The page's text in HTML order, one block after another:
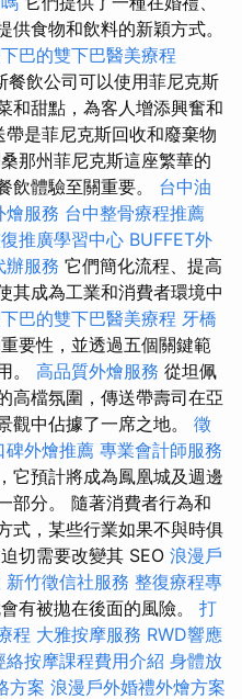
食物和飲料的新穎方式。
巴的雙下巴醫美療程
餐飲公司可以使用菲尼克斯
和甜點，為客人增添興奮和
帶是菲尼克斯回收和廢棄物
那州菲尼克斯這座繁華的
飲體驗至關重要。 台中油
燴服務 台中整骨療程推薦
推廣學習中心 BUFFET外
辦服務 它們簡化流程、提高
其成為工業和消費者環境中
巴的雙下巴醫美療程 牙橋
要性，並透過五個關鍵範
。 高品質外燴服務 從坦佩
高檔氛圍，傳送帶壽司在亞
觀中佔據了一席之地。 徵
碑外燴推薦 專業會計師服務
它預計將成為鳳凰城及週邊
部分。 隨著消費者行為和
式，某些行業如果不與時俱
切需要改變其 SEO 浪漫戶
新竹徵信社服務 整復療程專
有被拋在後面的風險。 打
程 大雅按摩服務 RWD響應
絡按摩課程費用介紹 身體放
方案 浪漫戶外婚禮外燴方案